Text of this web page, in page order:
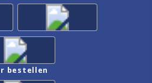
bestellen